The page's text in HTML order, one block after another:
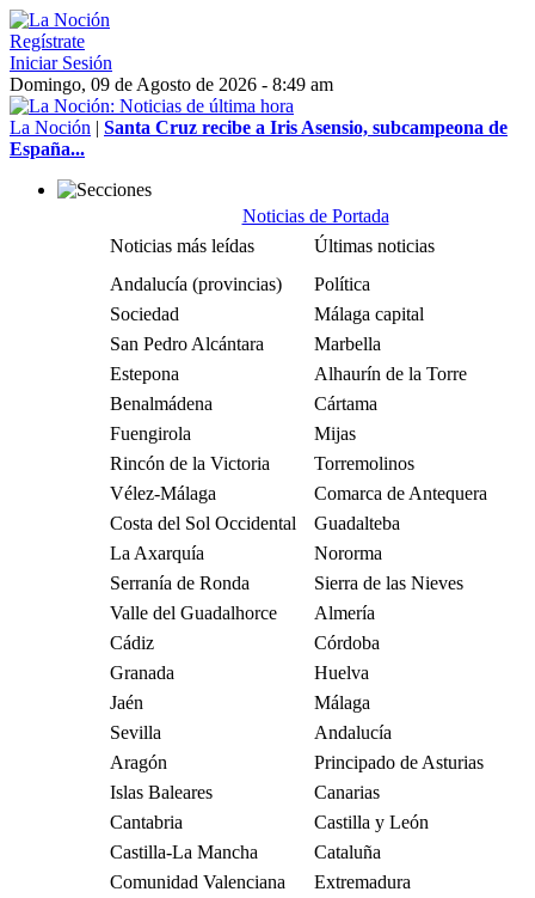
Regístrate
Iniciar Sesión
Domingo, 09 de Agosto de 2026 - 8:49 am
La Noción | Santa Cruz recibe a Iris Asensio, subcampeona de
España...
Noticias de Portada
Noticias más leídas
Últimas noticias
Andalucía (provincias)
Política
Sociedad
Málaga capital
San Pedro Alcántara
Marbella
Estepona
Alhaurín de la Torre
Benalmádena
Cártama
Fuengirola
Mijas
Rincón de la Victoria
Torremolinos
Vélez-Málaga
Comarca de Antequera
Costa del Sol Occidental
Guadalteba
La Axarquía
Nororma
Serranía de Ronda
Sierra de las Nieves
Valle del Guadalhorce
Almería
Cádiz
Córdoba
Granada
Huelva
Jaén
Málaga
Sevilla
Andalucía
Aragón
Principado de Asturias
Islas Baleares
Canarias
Cantabria
Castilla y León
Castilla-La Mancha
Cataluña
Comunidad Valenciana
Extremadura